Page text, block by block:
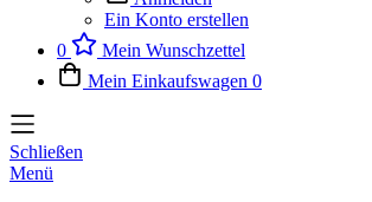
Ein Konto erstellen
0
Mein Wunschzettel
Mein Einkaufswagen 0
Schließen
Menü